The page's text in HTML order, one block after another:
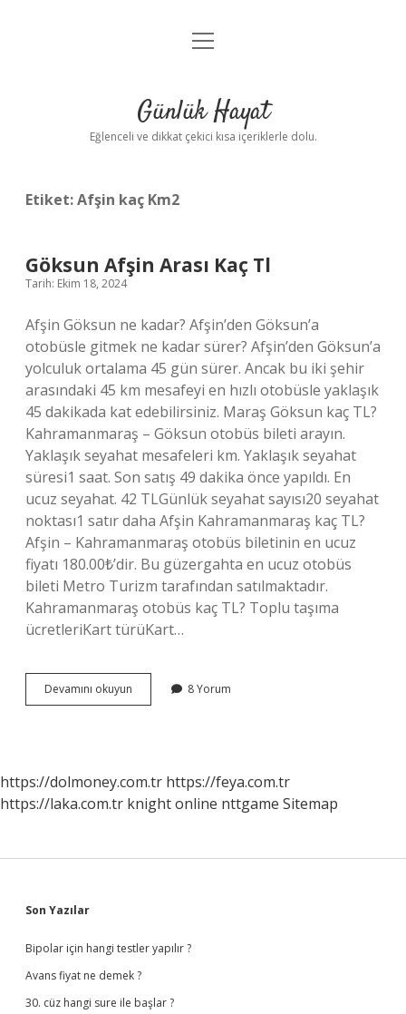
Anasayfa
Yasal Uyarı
menüyü
Günlük Hayat
Eğlenceli ve dikkat çekici kısa içeriklerle dolu.
Etiket:Afşin kaç Km2
Göksun Afşin Arası Kaç Tl
Tarih: Ekim 18, 2024
Afşin Göksun ne kadar? Afşin’den Göksun’a
otobüsle gitmek ne kadar sürer? Afşin’den Göksun’a
yolculuk ortalama 45 gün sürer. Ancak bu iki şehir
arasındaki 45 km mesafeyi en hızlı otobüsle yaklaşık
45 dakikada kat edebilirsiniz. Maraş Göksun kaç TL?
Kahramanmaraş – Göksun otobüs bileti arayın.
Yaklaşık seyahat mesafeleri km. Yaklaşık seyahat
süresi1 saat. Son satış 49 dakika önce yapıldı. En
ucuz seyahat. 42 TLGünlük seyahat sayısı20 seyahat
noktası1 satır daha Afşin Kahramanmaraş kaç TL?
Afşin – Kahramanmaraş otobüs biletinin en ucuz
fiyatı 180.00₺’dir. Bu güzergahta en ucuz otobüs
bileti Metro Turizm tarafından satılmaktadır.
Kahramanmaraş otobüs kaç TL? Toplu taşıma
ücretleriKart türüKart…
Devamını okuyun
Afşin
8 Yorum
https://dolmoney.com.tr https://feya.com.tr
https://laka.com.tr knight online nttgame Sitemap
Sidebar
Son Yazılar
Bipolar için hangi testler yapılır ?
Avans fiyat ne demek ?
30. cüz hangi sure ile başlar ?